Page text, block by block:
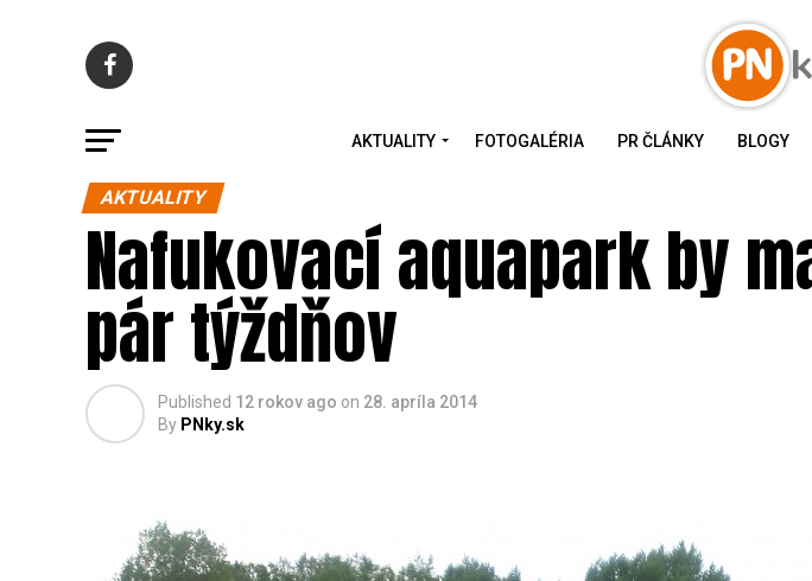
AKTUALITY FOTOGALÉRIA PR ČLÁNKY BLOGY
AKTUALITY
Nafukovací aquapark by
pár týždňov
Published 12 rokov ago on 28. apríla 2014
By PNky.sk